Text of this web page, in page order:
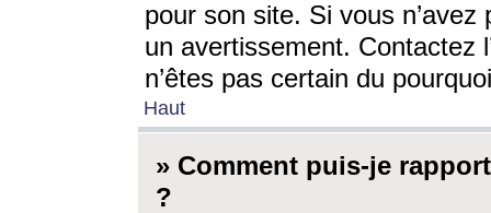
pour son site. Si vous
un avertissement. Contactez
n’êtes pas certain du
Haut
» Comment puis-je
?